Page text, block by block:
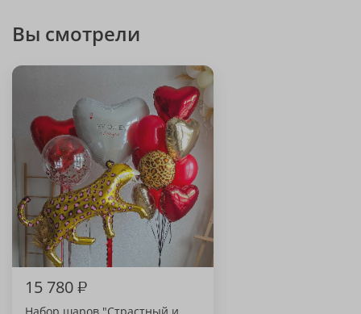
Вы смотрели
15 780₽